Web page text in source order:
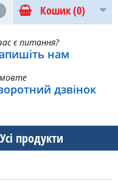
Кошик(0)
є питання?
нам
дзвінок
Усі продукти